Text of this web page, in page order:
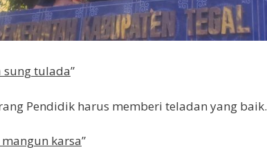
sung tulada”
Pendidik harus memberi teladan yang baik.
karsa”